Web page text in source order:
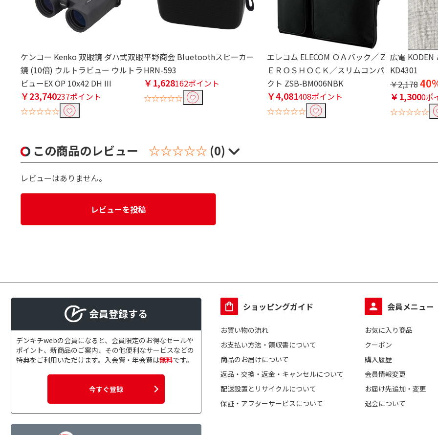
ケンコー Kenko 双眼鏡 ダハ式双眼
鏡 (10倍) ウルトラビュー ウルトラ
ビューEX OP 10x42 DH III
￥23,740237ポイント
☆☆☆☆☆
平野商会 Bluetoothスピーカー
HRN-593
￥1,628162ポイント
☆☆☆☆☆
エレコム ELECOM ＯＡバック／Ｚ
ＥＲＯＳＨＯＣＫ／スリムコンパ
クト ZSB-BM006NBK
￥4,081408ポイント
☆☆☆☆☆
広電 KODEN
KD4301
￥2,178
￥1,3000ポ
☆☆☆☆☆
この商品のレビュー ☆☆☆☆☆ (0)
レビューはありません。
レビューを投稿
会員登録する
デンキチwebの会員になると、会員限定のお得なセールや
ポイント、新商品のご案内、その他便利なサービスなどの
特典をご利用いただけます。入会費・年会費は無料です。
今すぐ登録
ショッピングガイド
お買い物の流れ
お支払い方法・領収書について
商品のお届けについて
返品・交換・返金・キャンセルについて
配送設置とリサイクルについて
保証・アフターサービスについて
会員メニュー
お気に入り商品
クーポン
購入履歴
会員情報変更
お届け先追加・変更
退会について